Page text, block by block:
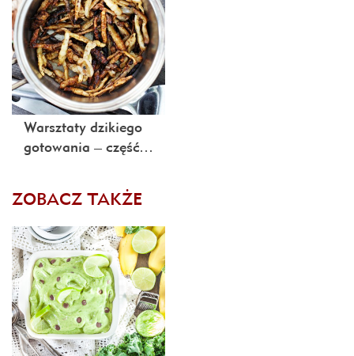
Warsztaty dzikiego
gotowania – część…
ZOBACZ TAKŻE